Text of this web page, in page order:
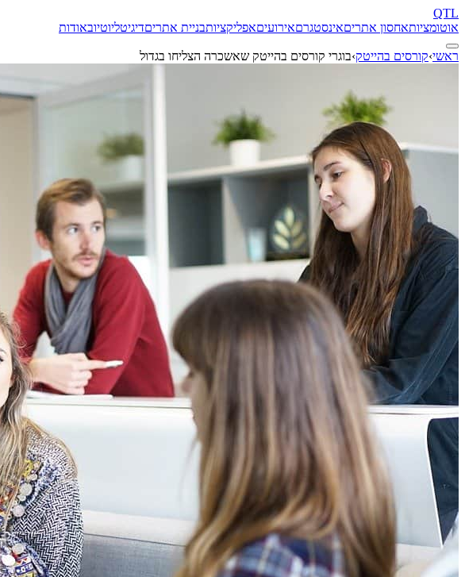
QTL
אוטומציותאחסון אתריםאינסטגרםאירועיםאפליקציותבניית אתריםדיגיטליוטיובאודות
ראשי›קורסים בהייטק›בוגרי קורסים בהייטק שאשכרה הצליחו בגדול